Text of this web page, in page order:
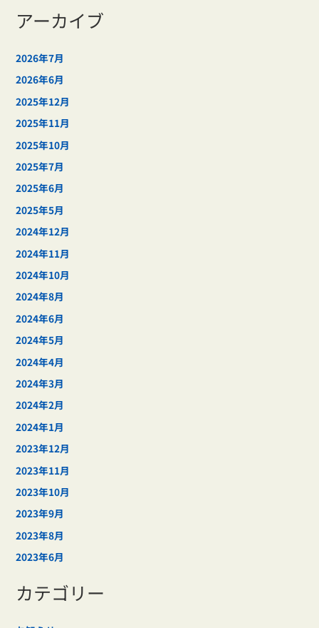
アーカイブ
2026年7月
2026年6月
2025年12月
2025年11月
2025年10月
2025年7月
2025年6月
2025年5月
2024年12月
2024年11月
2024年10月
2024年8月
2024年6月
2024年5月
2024年4月
2024年3月
2024年2月
2024年1月
2023年12月
2023年11月
2023年10月
2023年9月
2023年8月
2023年6月
カテゴリー